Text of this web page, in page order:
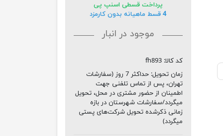
پرداخت قسطی اسنپ پی
4 قسط ماهیانه بدون کارمزد
موجود در انبار
کد کالا: fh893
زمان تحویل:
حداکثر 7 روز (سفارشات
تهران، پس از تماس تلفنی جهت
اطمینان از حضور مشتری در محل، تحویل
میگردد/سفارشات شهرستان در بازه
زمانی ذکرشده تحویل شرکت‌های پستی
میگردد)